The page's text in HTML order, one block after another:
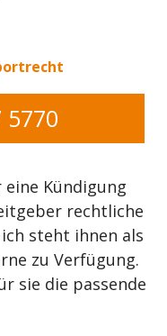
5770
eine Kündigung
rechtliche
steht ihnen als
zu Verfügung.
sie die passende